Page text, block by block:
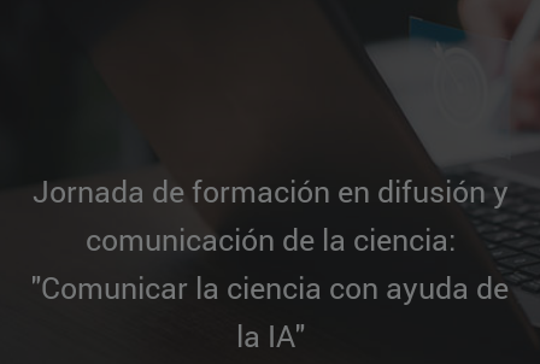
Jornada de formación en difusión y
comunicación de la ciencia:
"Comunicar la ciencia con ayuda de
la IA"